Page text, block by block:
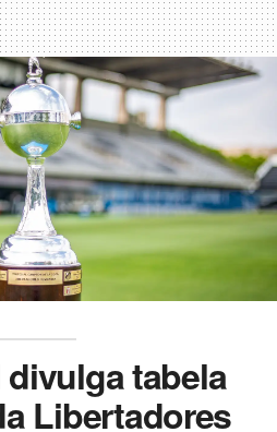
tabela
Libertadores